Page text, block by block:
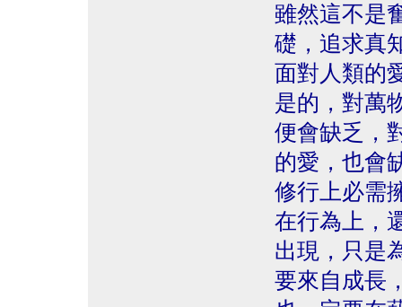
雖然這不是
礎，追求真
面對人類的
是的，對萬
便會缺乏，
的愛，也會
修行上必需
在行為上，
出現，只是
要來自成長